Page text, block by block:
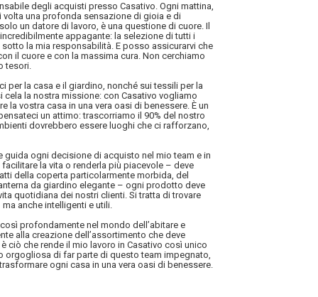
degli acquisti presso Casativo. Ogni mattina,
una profonda sensazione di gioia e di
un datore di lavoro, è una questione di cuore. Il
appagante: la selezione di tutti i
la mia responsabilità. E posso assicurarvi che
il cuore e con la massima cura. Non cerchiamo
tesori.
per la casa e il giardino, nonché sui tessili per la
la nostra missione: con Casativo vogliamo
la vostra casa in una vera oasi di benessere. È un
un attimo: trascorriamo il 90% del nostro
dovrebbero essere luoghi che ci rafforzano,
guida ogni decisione di acquisto nel mio team e in
la vita o renderla più piacevole – deve
della coperta particolarmente morbida, del
da giardino elegante – ogni prodotto deve
quotidiana dei nostri clienti. Si tratta di trovare
anche intelligenti e utili.
profondamente nel mondo dell’abitare e
alla creazione dell’assortimento che deve
ciò che rende il mio lavoro in Casativo così unico
orgogliosa di far parte di questo team impegnato,
ogni casa in una vera oasi di benessere.